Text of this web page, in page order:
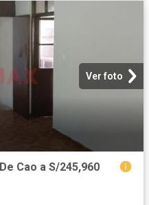
Ver foto
Cao a S/245,960